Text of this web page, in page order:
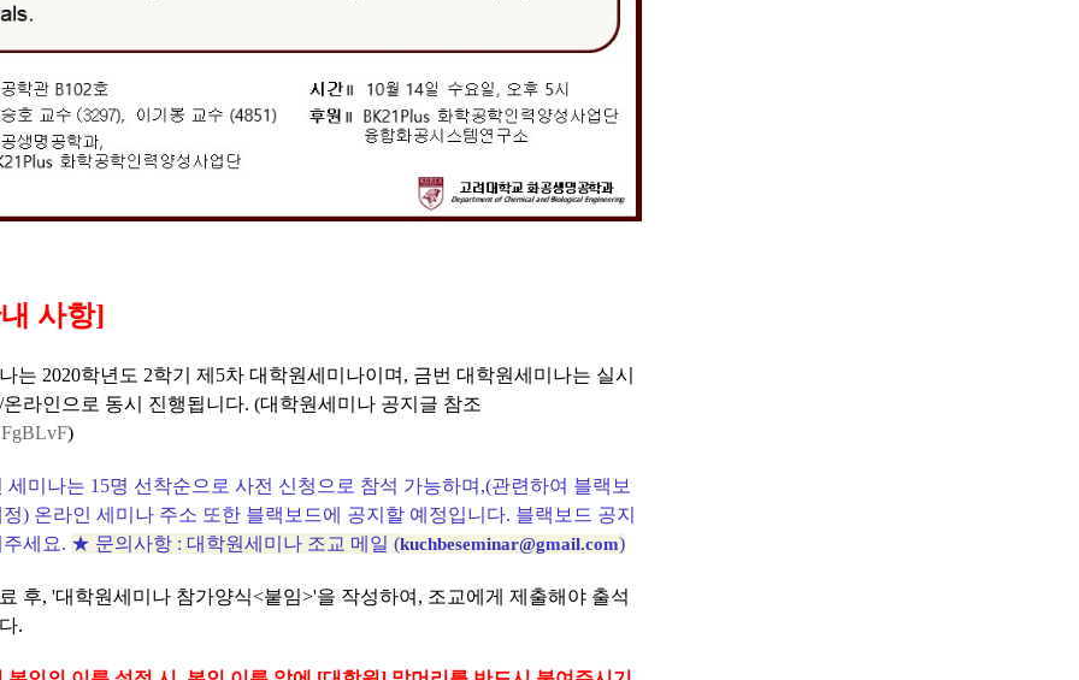
사항]
는 2020학년도 2학기 제5차 대학원세미나이며, 금번 대학원세미나는 실시
라인으로 동시 진행됩니다. (대학원세미나 공지글 참조
)
미나는 15명 선착순으로 사전 신청으로 참석 가능하며,(관련하여 블랙보
) 온라인 세미나 주소 또한 블랙보드에 공지할 예정입니다. 블랙보드 공지
세요. ★ 문의사항 : 대학원세미나 조교 메일 (kuchbeseminar@gmail.com)
후, '대학원세미나 참가양식<붙임>'을 작성하여, 조교에게 제출해야 출석
.